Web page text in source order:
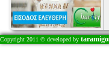
Copyright 2011 © developed by